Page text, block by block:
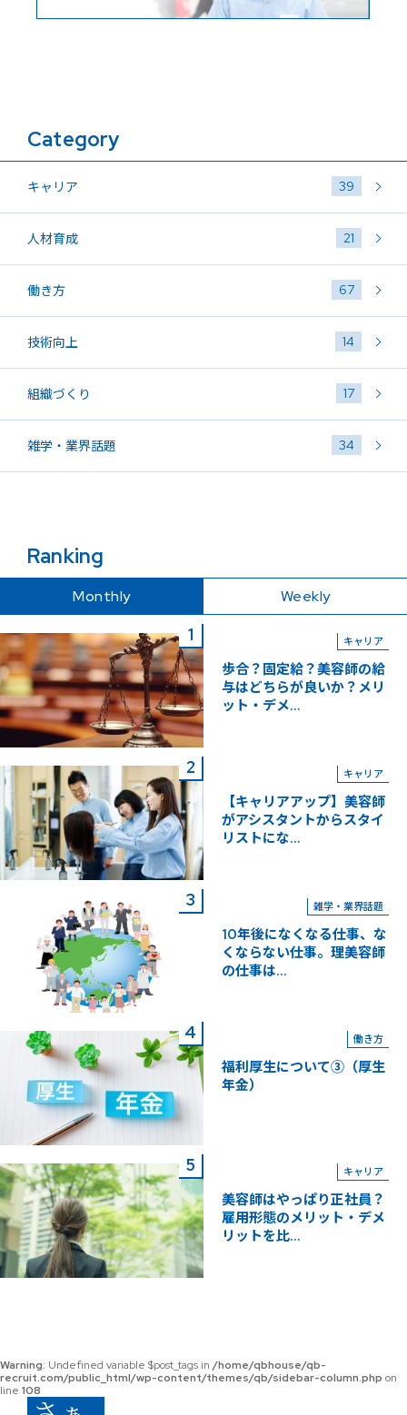
Category
キャリア 39
人材育成 21
働き方 67
技術向上 14
組織づくり 17
雑学・業界話題 34
Ranking
Monthly Weekly
キャリア
歩合？固定給？美容師の給
与はどちらが良いか？メリ
ット・デメ...
キャリア
【キャリアアップ】美容師
がアシスタントからスタイ
リストにな...
雑学・業界話題
10年後になくなる仕事、な
くならない仕事。理美容師
の仕事は...
働き方
福利厚生について③（厚生
年金）
キャリア
美容師はやっぱり正社員？
雇用形態のメリット・デメ
リットを比...
Warning: Undefined variable $post_tags in /home/qbhouse/qb-
recruit.com/public_html/wp-content/themes/qb/sidebar-column.php on
line 108